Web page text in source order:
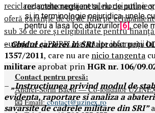
redactate neglijent si, nu de putine
si in terminologie nejuridica, unele
pentru a lasa loc abuzurilor [6], cele
–Ghidul carierei in SRIaprobat prin
1357/2011, care nu are nicio tangenta
militare aprobat prinHGR nr. 106/
– „Instructiunea privind modul de
evidenta, raportare si analiza a
savarsite de cadrele militare din SRI”
reciclare, prelucrarea metalelor și utilaje
oferă garanție de 60 de luni pe
sub 36 de ore și eligibilitate pentru
europene și PNRR. Mai multe informații la
Contact pentru presă:
Andrei-Sorin Baciu — Co-fondator
📧 Email:contact@uzinex.ro